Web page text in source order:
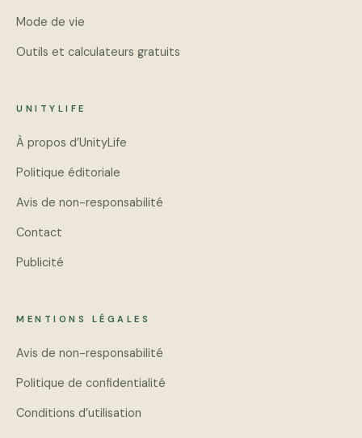
Mode de vie
Outils et calculateurs gratuits
UNITYLIFE
À propos d’UnityLife
Politique éditoriale
Avis de non-responsabilité
Contact
Publicité
MENTIONS LÉGALES
Avis de non-responsabilité
Politique de confidentialité
Conditions d’utilisation